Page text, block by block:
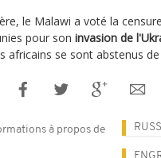
le Malawi a voté la
pour son invasion de
africains se sont abstenus
à propos de